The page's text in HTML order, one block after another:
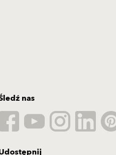
nas